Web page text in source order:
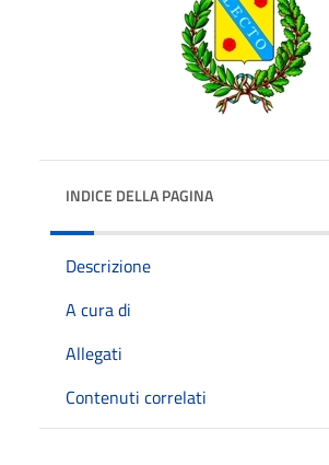
INDICE DELLA PAGINA
Descrizione
A cura di
Allegati
Contenuti correlati